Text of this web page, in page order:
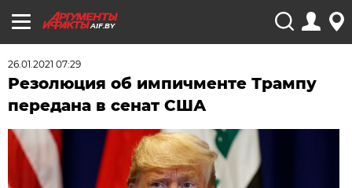
AIF.BY
26.01.2021 07:29
Резолюция об импичменте Трампу
передана в сенат США